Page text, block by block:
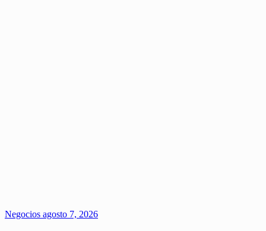
Negocios agosto 7, 2026